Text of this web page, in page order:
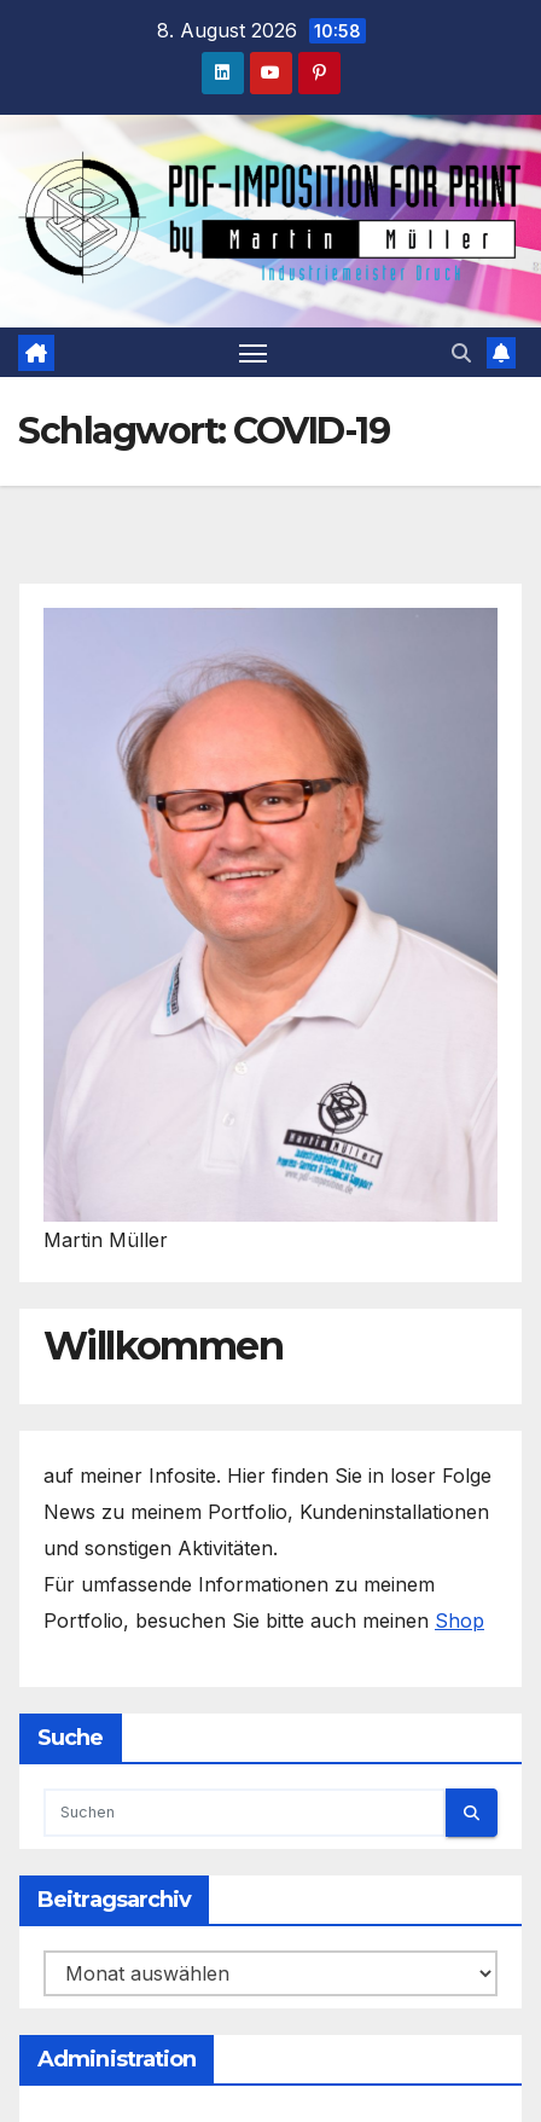
8. August 2026 10:58
Schlagwort:COVID-19
Martin Müller
Willkommen
auf meiner Infosite. Hier finden Sie in loser Folge
News zu meinem Portfolio, Kundeninstallationen
und sonstigen Aktivitäten.
Für umfassende Informationen zu meinem
Portfolio, besuchen Sie bitte auch meinen Shop
Suche
Beitragsarchiv
Beitragsarchiv
Administration